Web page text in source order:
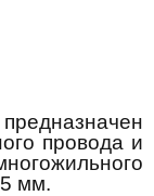
провода и
мм.